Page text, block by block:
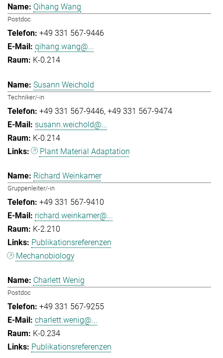
Qihang Wang
Postdoc
+49 331 567-9446
qihang.wang@...
K-0.214
Susann Weichold
Techniker/-in
+49 331 567-9446 +49 331 567-9474
susann.weichold@...
K-0.214
Plant Material Adaptation
Richard Weinkamer
Gruppenleiter/-in
+49 331 567-9410
richard.weinkamer@...
K-2.210
Publikationsreferenzen
Mechanobiology
Charlett Wenig
Postdoc
+49 331 567-9255
charlett.wenig@...
K-0.234
Publikationsreferenzen